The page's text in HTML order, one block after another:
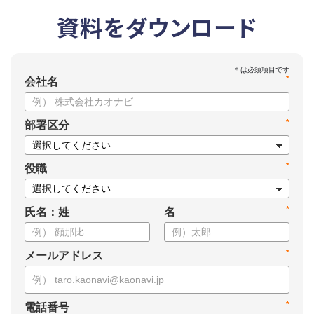
資料をダウンロード
*
会社名
*
部署区分
*
役職
氏名：姓 *
名
*
メールアドレス
*
電話番号